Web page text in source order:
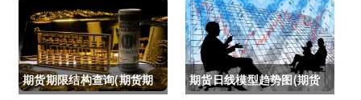
期货期限结构查询(期货期
期货日线模型趋势图(期货